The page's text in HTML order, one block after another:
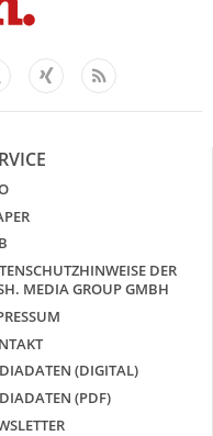
Xing Feed
DER
MEDIA GROUP GMBH
(DIGITAL)
(PDF)